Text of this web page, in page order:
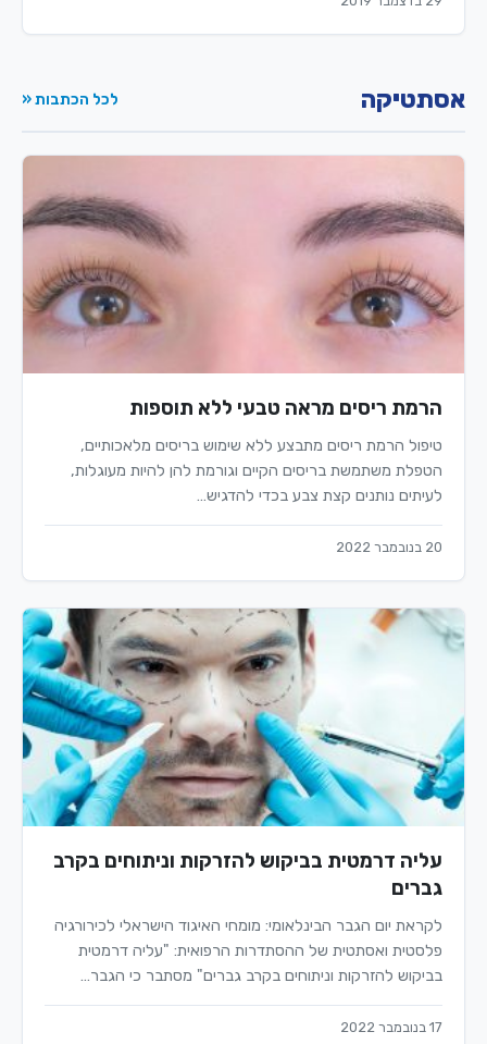
אסתטיקה לכל הכתבות «
הרמת ריסים מראה טבעי ללא תוספות
טיפול הרמת ריסים מתבצע ללא שימוש בריסים מלאכותיים,
הטפלת משתמשת בריסים הקיים וגורמת להן להיות מעוגלות,
לעיתים נותנים קצת צבע בכדי להדגיש…
20 בנובמבר 2022
עליה דרמטית בביקוש להזרקות וניתוחים בקרב
גברים
לקראת יום הגבר הבינלאומי: מומחי האיגוד הישראלי לכירורגיה
פלסטית ואסתטית של ההסתדרות הרפואית: "עליה דרמטית
בביקוש להזרקות וניתוחים בקרב גברים" מסתבר כי הגבר…
17 בנובמבר 2022